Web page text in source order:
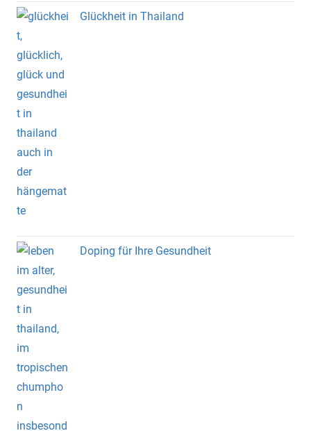
Glückheit in Thailand
Doping für Ihre Gesundheit